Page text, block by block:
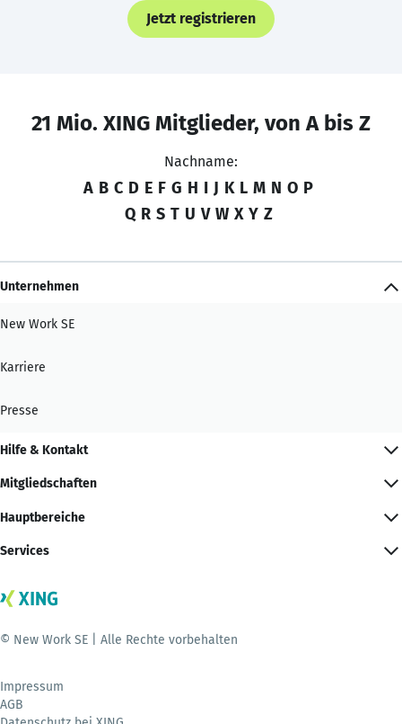
Jetzt registrieren
21 Mio. XING Mitglieder, von A bis Z
Nachname:
A B C D E F G H I J K L M N O P
Q R S T U V W X Y Z
Unternehmen
New Work SE
Karriere
Presse
Hilfe & Kontakt
Mitgliedschaften
Hauptbereiche
Services
© New Work SE | Alle Rechte vorbehalten
Impressum
AGB